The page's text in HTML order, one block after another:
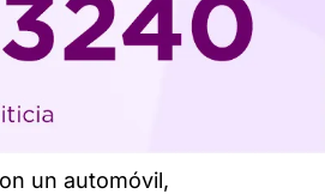
un automóvil,